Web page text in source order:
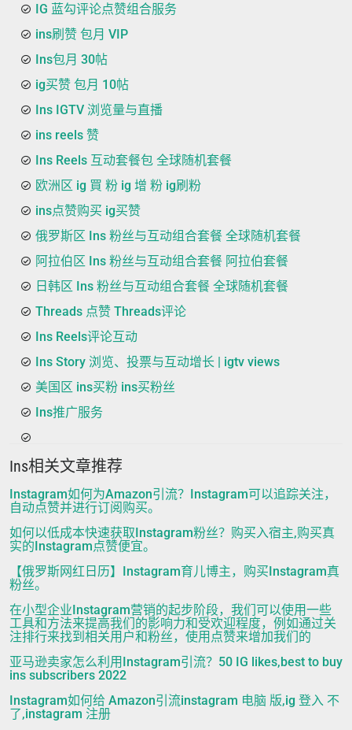
IG 蓝勾评论点赞组合服务
ins刷赞 包月 VIP
Ins包月 30帖
ig买赞 包月 10帖
Ins IGTV 浏览量与直播
ins reels 赞
Ins Reels 互动套餐包 全球随机套餐
欧洲区 ig 買 粉 ig 增 粉 ig刷粉
ins点赞购买 ig买赞
俄罗斯区 Ins 粉丝与互动组合套餐 全球随机套餐
阿拉伯区 Ins 粉丝与互动组合套餐 阿拉伯套餐
日韩区 Ins 粉丝与互动组合套餐 全球随机套餐
Threads 点赞 Threads评论
Ins Reels评论互动
Ins Story 浏览、投票与互动增长 | igtv views
美国区 ins买粉 ins买粉丝
Ins推广服务
Ins相关文章推荐
Instagram如何为Amazon引流？Instagram可以追踪关注，
自动点赞并进行订阅购买。
如何以低成本快速获取Instagram粉丝？购买入宿主,购买真
实的Instagram点赞便宜。
【俄罗斯网红日历】Instagram育儿博主，购买Instagram真
粉丝。
在小型企业Instagram营销的起步阶段，我们可以使用一些
工具和方法来提高我们的影响力和受欢迎程度，例如通过关
注排行来找到相关用户和粉丝，使用点赞来增加我们的
亚马逊卖家怎么利用Instagram引流？50 IG likes,best to buy
ins subscribers 2022
Instagram如何给 Amazon引流instagram 电脑 版,ig 登入 不
了,instagram 注册